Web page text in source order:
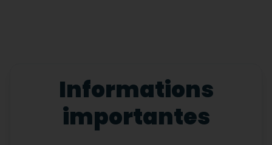
Informations
importantes